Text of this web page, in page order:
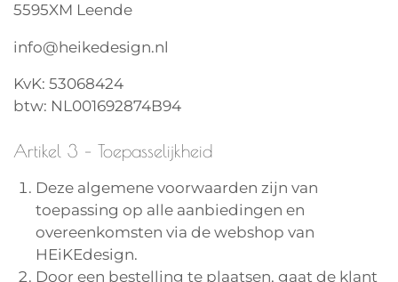
5595XM Leende
info@heikedesign.nl
KvK: 53068424
btw: NL001692874B94
Artikel 3 – Toepasselijkheid
Deze algemene voorwaarden zijn van
toepassing op alle aanbiedingen en
overeenkomsten via de webshop van
HEiKEdesign.
Door een bestelling te plaatsen, gaat de klant